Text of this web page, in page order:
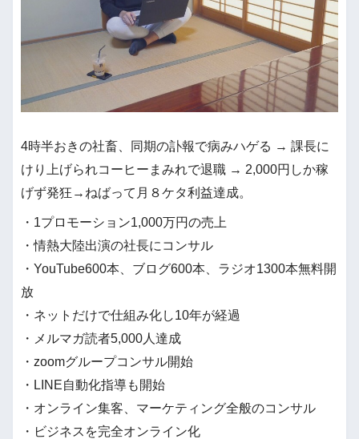
4時半おきの社畜、同期の訃報で病みハゲる → 課長に
けり上げられコーヒーまみれで退職 → 2,000円しか稼
げず発狂→ねばって月８ケタ利益達成。
・1プロモーション1,000万円の売上
・情熱大陸出演の社長にコンサル
・YouTube600本、ブログ600本、ラジオ1300本無料開
放
・ネットだけで仕組み化し10年が経過
・メルマガ読者5,000人達成
・zoomグループコンサル開始
・LINE自動化指導も開始
・オンライン集客、マーケティング全般のコンサル
・ビジネスを完全オンライン化